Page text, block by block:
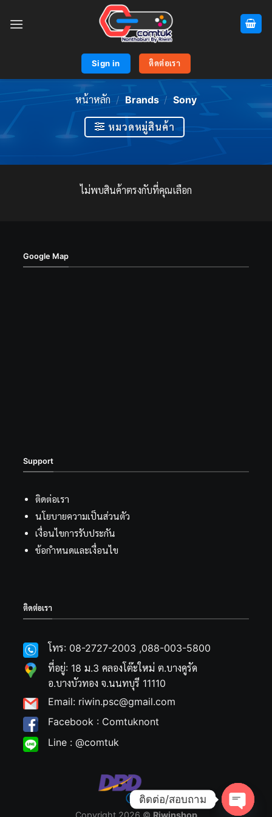
Sign in ติดต่อเรา
หน้าหลัก / Brands / Sony
หมวดหมู่สินค้า
ไม่พบสินค้าตรงกับที่คุณเลือก
Google Map
Support
ติดต่อเรา
นโยบายความเป็นส่วนตัว
เงื่อนไขการรับประกัน
ข้อกำหนดและเงื่อนไข
ติดต่อเรา
โทร: 08-2727-2003 ,088-003-5800
ที่อยู่: 18 ม.3 คลองโต๊ะใหม่ ต.บางคูรัด
อ.บางบัวทอง จ.นนทบุรี 11110
Email: riwin.psc@gmail.com
Facebook : Comtuknont
Line : @comtuk
ติดต่อ/สอบถาม